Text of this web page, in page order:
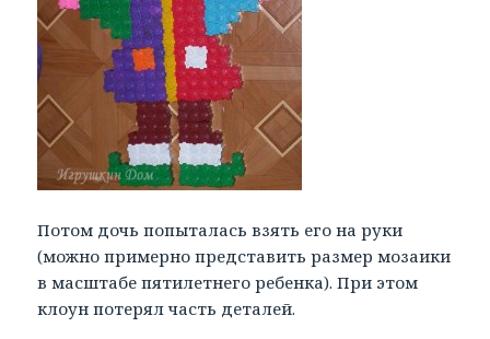
Потом дочь попыталась взять его на руки
(можно примерно представить размер мозаики
в масштабе пятилетнего ребенка). При этом
клоун потерял часть деталей.